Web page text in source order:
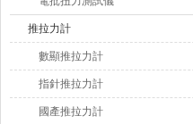
推拉力計
數顯推拉力計
指針推拉力計
國產推拉力計